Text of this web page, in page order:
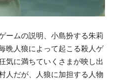
ームの説明、小島扮する朱莉
晩人狼によって起こる殺人ゲ
気に満ちていくさまが映し出
人だが、人狼に加担する人物